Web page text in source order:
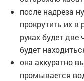
после надреза
прокрутить их в
руках будет две
будет
она аккуратно
промывается